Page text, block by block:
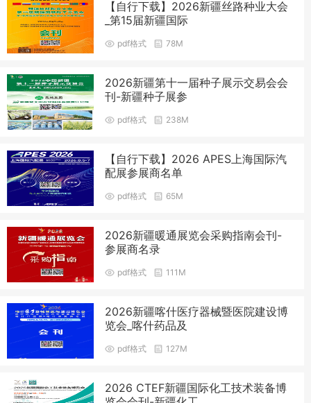
【自行下载】2026新疆丝路种业大会
_第15届新疆国际
pdf格式 78M
2026新疆第十一届种子展示交易会会
刊-新疆种子展参
pdf格式 238M
【自行下载】2026 APES上海国际汽
配展参展商名单
pdf格式 65M
2026新疆暖通展览会采购指南会刊-
参展商名录
pdf格式 111M
2026新疆喀什医疗器械暨医院建设博
览会_喀什药品及
pdf格式 127M
2026 CTEF新疆国际化工技术装备博